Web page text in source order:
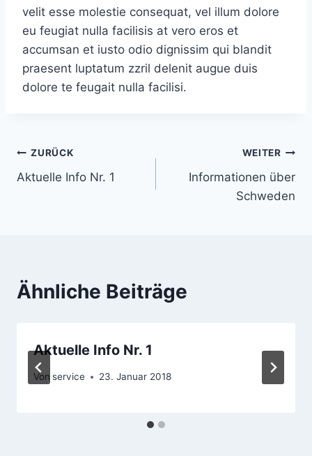
velit esse molestie consequat, vel illum dolore
eu feugiat nulla facilisis at vero eros et
accumsan et iusto odio dignissim qui blandit
praesent luptatum zzril delenit augue duis
dolore te feugait nulla facilisi.
Beitragsnavigation
ZURÜCK
Aktuelle Info Nr. 1
WEITER
Informationen über
Schweden
Ähnliche Beiträge
Aktuelle Info Nr. 1
Von service 23. Januar 2018